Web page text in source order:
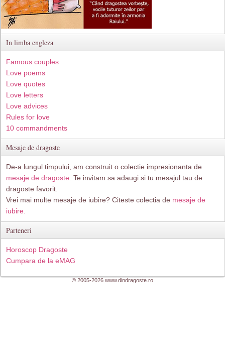
In limba engleza
Famous couples
Love poems
Love quotes
Love letters
Love advices
Rules for love
10 commandments
Mesaje de dragoste
De-a lungul timpului, am construit o colectie impresionanta de
mesaje de dragoste . Te invitam sa adaugi si tu mesajul tau de
dragoste favorit.
Vrei mai multe mesaje de iubire? Citeste colectia de mesaje de
iubire.
Parteneri
Horoscop Dragoste
Cumpara de la eMAG
© 2005-2026 www.dindragoste.ro